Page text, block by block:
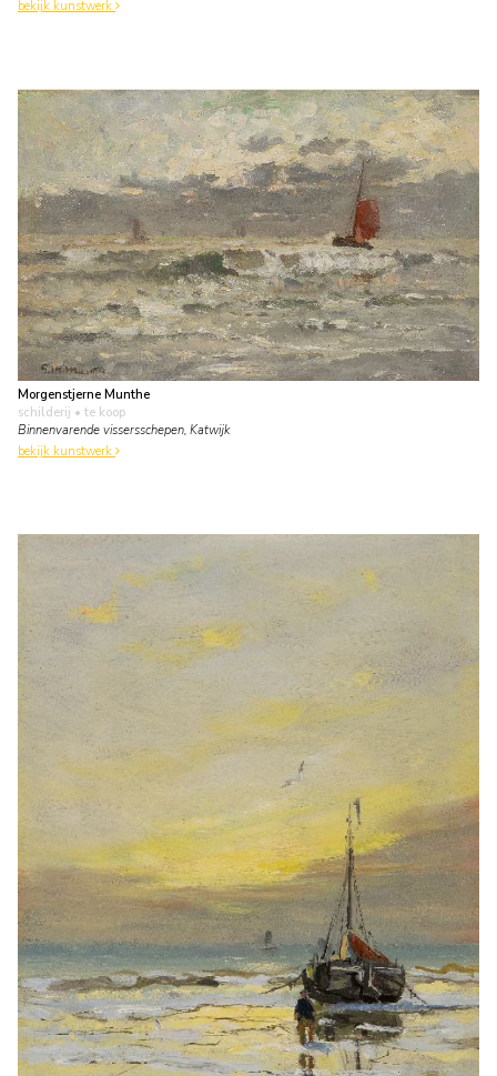
bekijk kunstwerk
Morgenstjerne Munthe
schilderij • te koop
Binnenvarende vissersschepen, Katwijk
bekijk kunstwerk